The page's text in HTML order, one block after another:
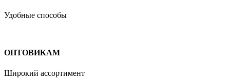
Удобные способы
ОПТОВИКАМ
Широкий ассортимент